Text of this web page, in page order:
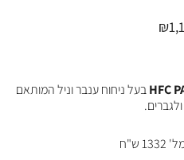
₪
HFCבעל ניחוח ענבר וניל המותאם